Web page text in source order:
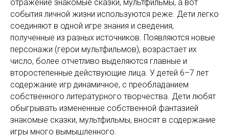
отражение знакомые сказки, мультфильмы, а вот
события личной жизни используются реже. Дети легко
соединяют в одной игре знания и сведения,
полученные из разных источников. Появляются новые
персонажи (герои мультфильмов), возрастает их
число, более отчетливо выделяются главные и
второстепенные действующие лица. У детей 6–7 лет
содержание игр динамичное, с преобладанием
собственного литературного творчества. Дети любят
обыгрывать измененные собственной фантазией
знакомые сказки, мультфильмы, вносят в содержание
игры много вымышленного.